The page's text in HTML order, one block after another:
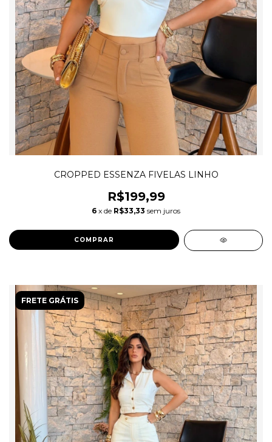
CROPPED ESSENZA FIVELAS LINHO
R$199,99
6 x de R$33,33 sem juros
COMPRAR
FRETE GRÁTIS